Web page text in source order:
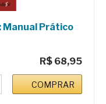
Manual Prático
R$ 68,95
COMPRAR